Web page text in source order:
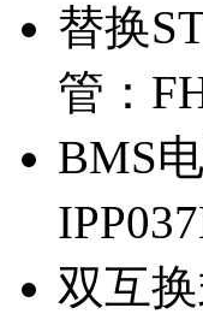
替换
管：
BMS
双互